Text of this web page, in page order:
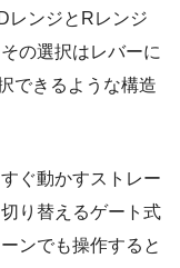
レンジとRレンジ
の選択はレバーに
できるような構造
ぐ動かすストレー
り替えるゲート式
ンでも操作すると